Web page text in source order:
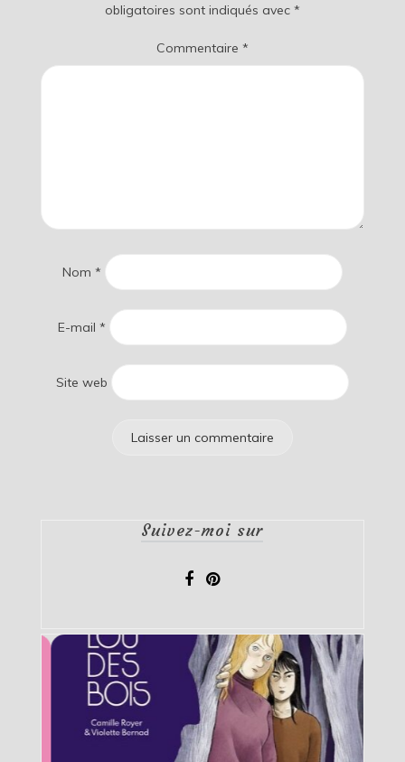
obligatoires sont indiqués avec *
Commentaire *
Nom *
E-mail *
Site web
Suivez-moi sur